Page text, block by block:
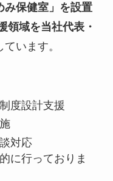
み保健室」を設置
領域を当社代表・
ています。
度設計支援
対応
に行っておりま